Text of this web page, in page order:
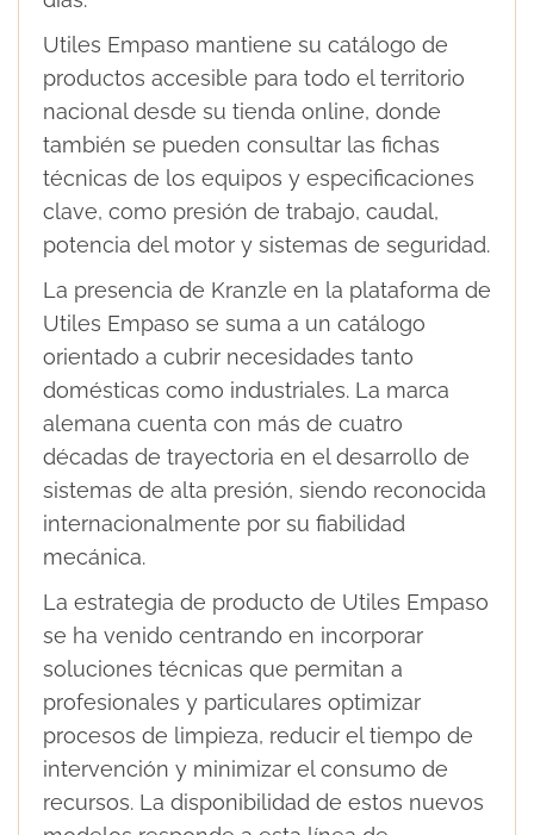
Utiles Empaso mantiene su catálogo de
productos accesible para todo el territorio
nacional desde su tienda online, donde
también se pueden consultar las fichas
técnicas de los equipos y especificaciones
clave, como presión de trabajo, caudal,
potencia del motor y sistemas de seguridad.
La presencia de Kranzle en la plataforma de
Utiles Empaso se suma a un catálogo
orientado a cubrir necesidades tanto
domésticas como industriales. La marca
alemana cuenta con más de cuatro
décadas de trayectoria en el desarrollo de
sistemas de alta presión, siendo reconocida
internacionalmente por su fiabilidad
mecánica.
La estrategia de producto de Utiles Empaso
se ha venido centrando en incorporar
soluciones técnicas que permitan a
profesionales y particulares optimizar
procesos de limpieza, reducir el tiempo de
intervención y minimizar el consumo de
recursos. La disponibilidad de estos nuevos